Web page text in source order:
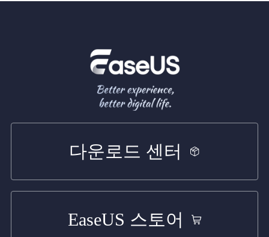
다운로드 센터
EaseUS 스토어